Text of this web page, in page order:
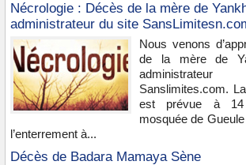
Nécrologie : Décès de la mère de
administrateur du site
Nous venons
de la mère de
Sanslimites.com.
est prévue à
mosquée de
l’enterrement à...
Décès de Badara Mamaya Sène